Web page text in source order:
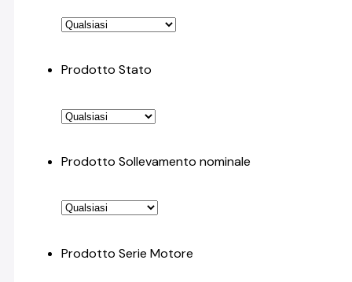
Prodotto Stato
Prodotto Sollevamento nominale
Prodotto Serie Motore